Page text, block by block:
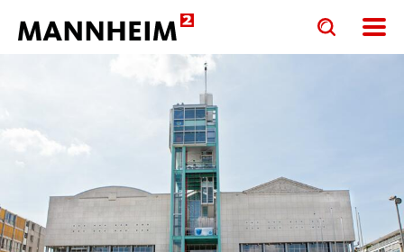
Toggle
search
input
Toggle
search
input